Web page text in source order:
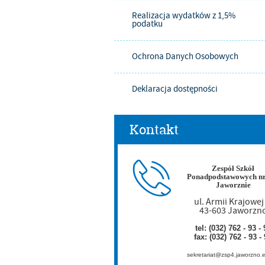
Realizacja wydatków z 1,5%
podatku
Ochrona Danych Osobowych
Deklaracja dostępności
Kontakt
Zespół Szkół
Ponadpodstawowych
Jaworznie
ul. Armii Krajowej
43-603
tel: (032) 762 - 93 -
fax: (032) 762 - 93 -